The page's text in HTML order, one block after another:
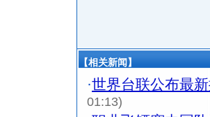
【相关新闻】
·世界台联公布最
01:13)